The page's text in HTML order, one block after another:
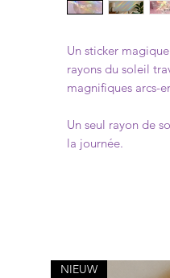
Un sticker
rayons du soleil
magnifiques arcs-
Un seul rayon de
la journée.
NIEUW